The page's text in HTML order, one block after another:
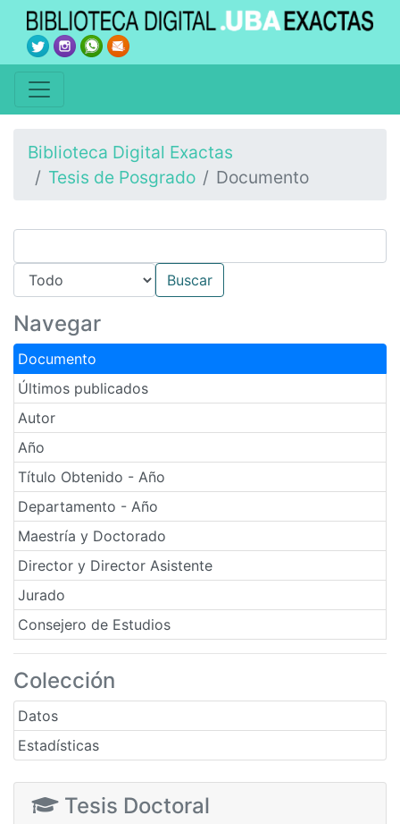
Biblioteca Digital Exactas
Tesis de Posgrado
Documento
Navegar
Documento
Últimos publicados
Autor
Año
Título Obtenido - Año
Departamento - Año
Maestría y Doctorado
Director y Director Asistente
Jurado
Consejero de Estudios
Colección
Datos
Estadísticas
Tesis Doctoral